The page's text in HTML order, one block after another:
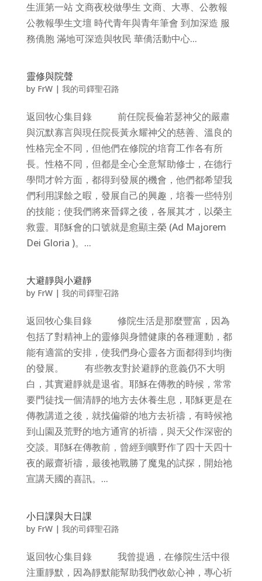
生涯第一站 文商夜校做學生 文商、大專、公教報
公教報學生文壇 時代青年與青年筆會 到加深造 服
務僑胞 滿地可深造與牧民 華僑活動中心...
靈修與院聲
by FrW| 我的司鐸聖召路
返回牧心集目錄 前任院長倫若瑟神父的嚴肅
與沉默寡言與現任院長黃永耀神父的慈善、溫良的
性格完全不同，但他們在修院的培育工作各有所
長。性格不同，但都是全心全意幫助修士，在德行
學問才幹方面，都得到發展的機會，他們都希望我
們利用課餘之暇，發展自己的興趣，培養一些特別
的技能；使我們將來晉鐸之後，各展其才，以榮主
救靈。耶穌會的口號就是愈顯主榮 (Ad Majorem
Dei Gloria )。...
大避靜與小避靜
by FrW| 我的司鐸聖召路
返回牧心集目錄 修院生活是那麼豐富，因為
包括了對精神上的靈修與身體健康的各種運動，都
能有適當的安排，使我們身心靈各方面都得到均衡
的發展。 有些教友對於避靜的意義仍不大明
白，其實避靜就是退省。耶穌在傳教的時候，常常
要門徒找一個清靜的地方去休養生息，耶穌更是在
傳教講道之後，就找偏僻的地方去祈禱，有時候祂
到山園及荒野的地方通宵的祈禱，與天父作深密的
交談。耶穌在傳教前，曾經到曠野作了四十天四十
夜的嚴齋祈禱，最後祂戰勝了魔鬼的試探，開始祂
宣講天國的喜訊。...
小日課與大日課
by FrW| 我的司鐸聖召路
返回牧心集目錄 我曾提過，在修院生活中很
注重靜默，因為靜默能幫助我們收歛心神，專心祈